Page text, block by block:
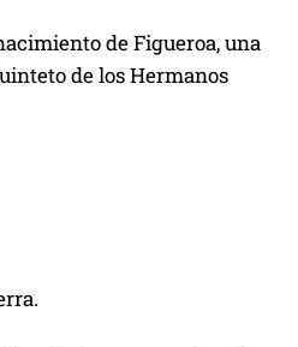
de Figueroa, una
de los Hermanos